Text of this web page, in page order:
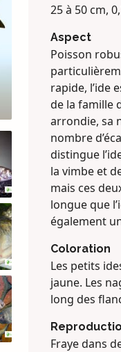
25 à 50 cm,
Aspect
Poisson
rapide, l’ide
de la famille
arrondie, sa
nombre
distingue
la vimbe et
mais ces
longue que
également
Coloration
Les petits
jaune. Les
long des
Fraye dans